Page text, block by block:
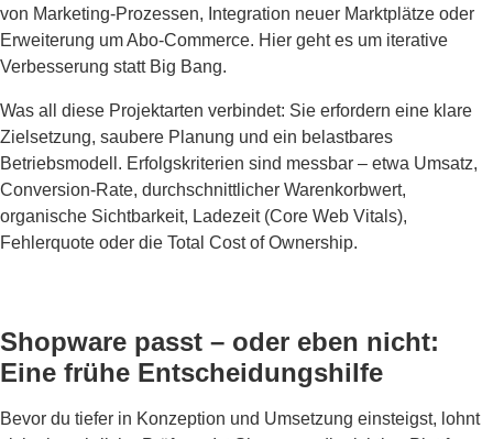
von Marketing-Prozessen, Integration neuer Marktplätze oder
Erweiterung um Abo-Commerce. Hier geht es um iterative
Verbesserung statt Big Bang.
Was all diese Projektarten verbindet: Sie erfordern eine klare
Zielsetzung, saubere Planung und ein belastbares
Betriebsmodell. Erfolgskriterien sind messbar – etwa Umsatz,
Conversion-Rate, durchschnittlicher Warenkorbwert,
organische Sichtbarkeit, Ladezeit (Core Web Vitals),
Fehlerquote oder die Total Cost of Ownership.
Shopware passt – oder eben nicht:
Eine frühe Entscheidungshilfe
Bevor du tiefer in Konzeption und Umsetzung einsteigst, lohnt